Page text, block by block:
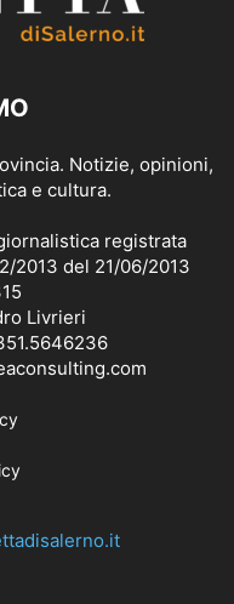
Notizie, opinioni,
e cultura.
registrata
2013 del 21/06/2013
Livrieri